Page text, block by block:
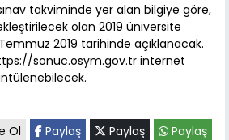
sınav takviminde yer alan bilgiye göre,
olan 2019 üniversite
Temmuz 2019 tarihinde açıklanacak.
sonuc.osym.gov.tr internet
Ol Paylaş Paylaş Paylaş